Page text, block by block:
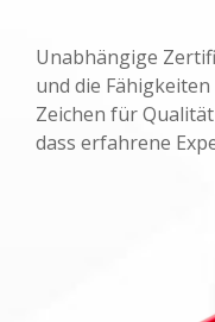
Unabhängige
und die
Zeichen für
dass erfahrene